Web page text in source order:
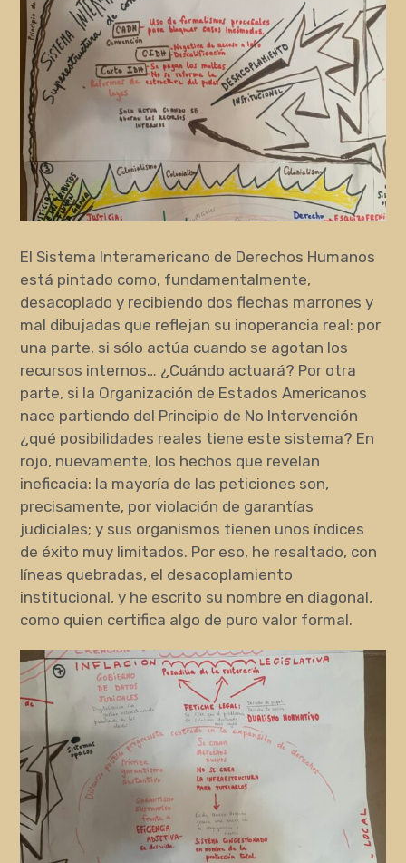
El Sistema Interamericano de Derechos Humanos
está pintado como, fundamentalmente,
desacoplado y recibiendo dos flechas marrones y
mal dibujadas que reflejan su inoperancia real: por
una parte, si sólo actúa cuando se agotan los
recursos internos… ¿Cuándo actuará? Por otra
parte, si la Organización de Estados Americanos
nace partiendo del Principio de No Intervención
¿qué posibilidades reales tiene este sistema? En
rojo, nuevamente, los hechos que revelan
ineficacia: la mayoría de las peticiones son,
precisamente, por violación de garantías
judiciales; y sus organismos tienen unos índices
de éxito muy limitados. Por eso, he resaltado, con
líneas quebradas, el desacoplamiento
institucional, y he escrito su nombre en diagonal,
como quien certifica algo de puro valor formal.